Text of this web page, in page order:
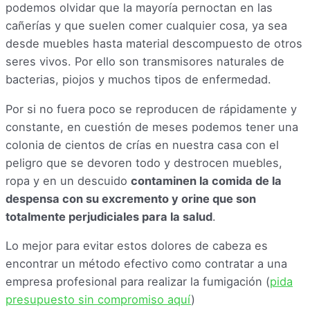
podemos olvidar que la mayoría pernoctan en las
cañerías y que suelen comer cualquier cosa, ya sea
desde muebles hasta material descompuesto de otros
seres vivos. Por ello son transmisores naturales de
bacterias, piojos y muchos tipos de enfermedad.
Por si no fuera poco se reproducen de rápidamente y
constante, en cuestión de meses podemos tener una
colonia de cientos de crías en nuestra casa con el
peligro que se devoren todo y destrocen muebles,
ropa y en un descuido contaminen la comida de la
despensa con su excremento y orine que son
totalmente perjudiciales para la salud.
Lo mejor para evitar estos dolores de cabeza es
encontrar un método efectivo como contratar a una
empresa profesional para realizar la fumigación (pida
presupuesto sin compromiso aquí)